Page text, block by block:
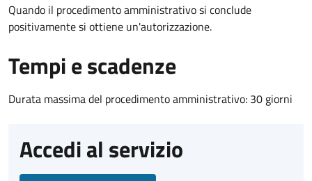
Quando il procedimento amministrativo si conclude
positivamente si ottiene un'autorizzazione.
Tempi e scadenze
Durata massima del procedimento amministrativo: 30 giorni
Accedi al servizio